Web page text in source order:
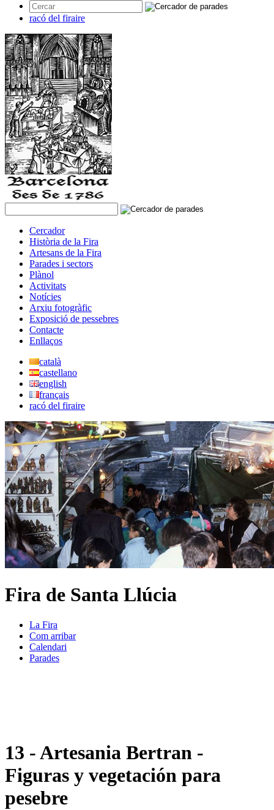
racó del firaire
Cercador
Història de la Fira
Artesans de la Fira
Parades i sectors
Plànol
Activitats
Notícies
Arxiu fotogràfic
Exposició de pessebres
Contacte
Enllaços
català
castellano
english
français
racó del firaire
Fira de Santa Llúcia
La Fira
Com arribar
Calendari
Parades
13 - Artesania Bertran -
Figuras y vegetación para
pesebre